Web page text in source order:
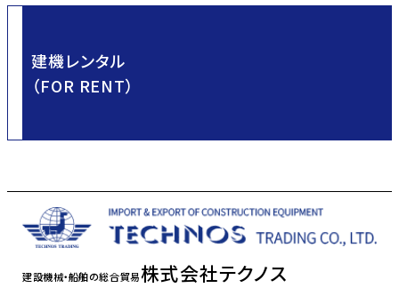
建機レンタル
（FOR RENT）
建設機械・船舶の総合貿易株式会社テクノス